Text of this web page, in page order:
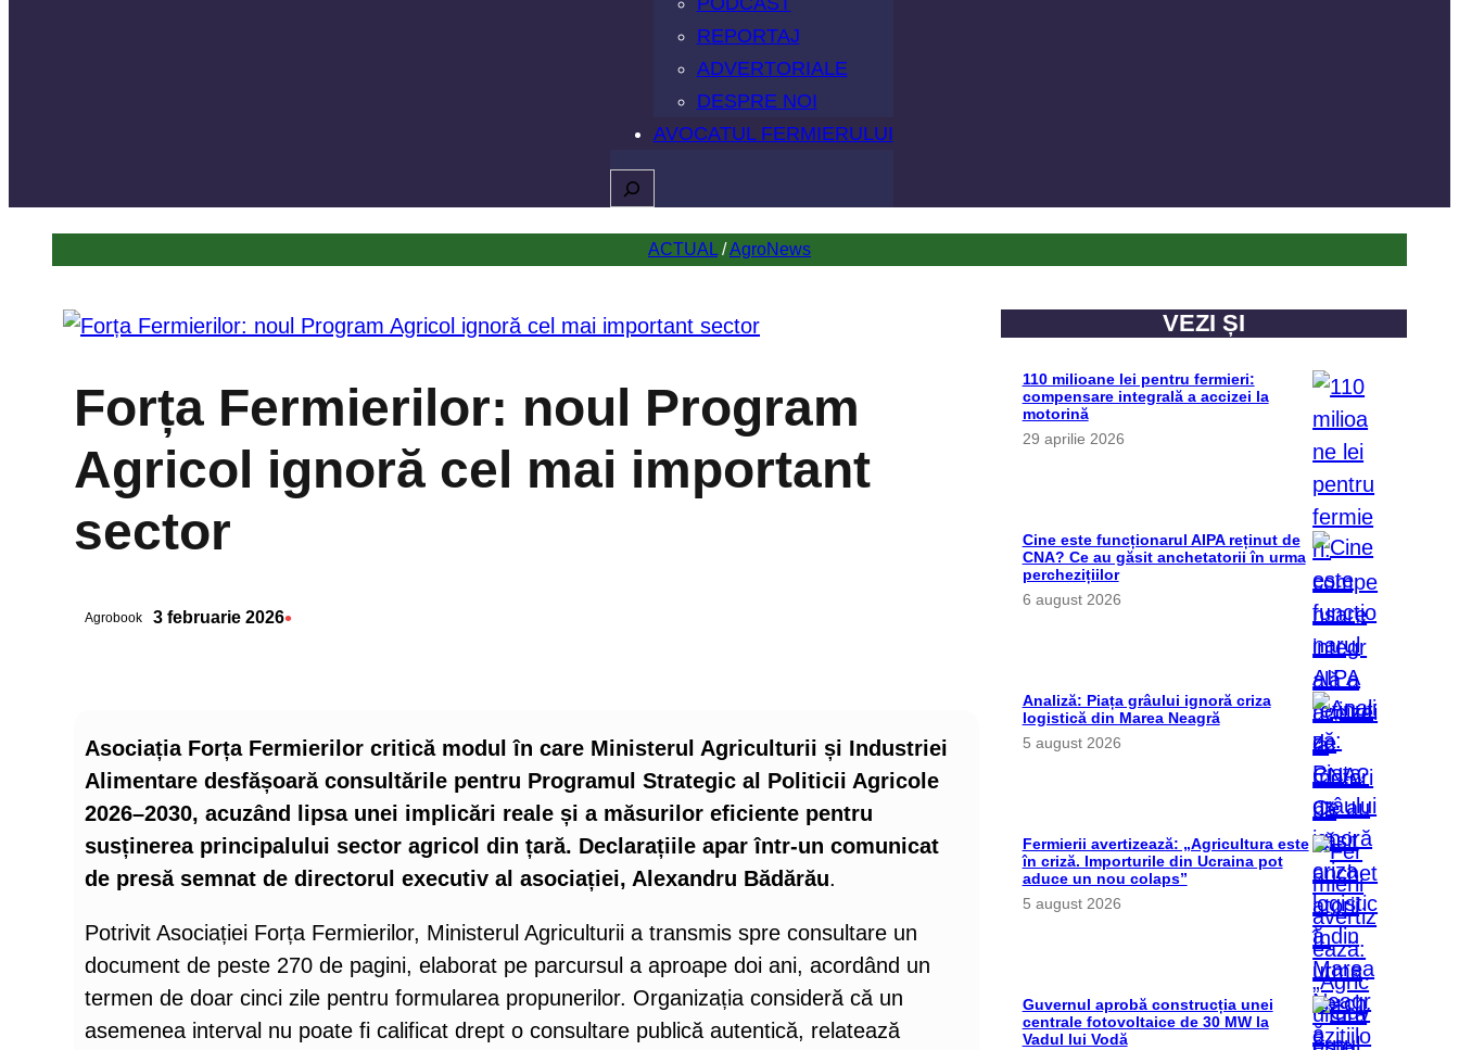
REPORTAJ
ADVERTORIALE
DESPRE NOI
AVOCATUL FERMIERULUI
Caută
ACTUAL / AgroNews
Forța Fermierilor: noul Program
Agricol ignoră cel mai important
sector
Agrobook 3 februarie 2026•
Asociația Forța Fermierilor critică modul în care Ministerul Agriculturii și Industriei
Alimentare desfășoară consultările pentru Programul Strategic al Politicii Agricole
2026–2030, acuzând lipsa unei implicări reale și a măsurilor eficiente pentru
susținerea principalului sector agricol din țară. Declarațiile apar într-un comunicat
de presă semnat de directorul executiv al asociației, Alexandru Bădărău.
Potrivit Asociației Forța Fermierilor, Ministerul Agriculturii a transmis spre consultare un
document de peste 270 de pagini, elaborat pe parcursul a aproape doi ani, acordând un
termen de doar cinci zile pentru formularea propunerilor. Organizația consideră că un
asemenea interval nu poate fi calificat drept o consultare publică autentică, relatează
VEZI ȘI
110 milioane lei pentru fermieri:
compensare integrală a accizei la
motorină
29 aprilie 2026
Cine este funcționarul AIPA reținut de
CNA? Ce au găsit anchetatorii în urma
perchezițiilor
6 august 2026
Analiză: Piața grâului ignoră criza
logistică din Marea Neagră
5 august 2026
Fermierii avertizează: „Agricultura este
în criză. Importurile din Ucraina pot
aduce un nou colaps”
5 august 2026
Guvernul aprobă construcția unei
centrale fotovoltaice de 30 MW la
Vadul lui Vodă